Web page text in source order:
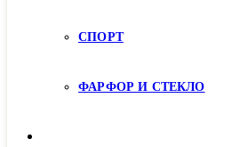
СПОРТ
ФАРФОР И СТЕКЛО